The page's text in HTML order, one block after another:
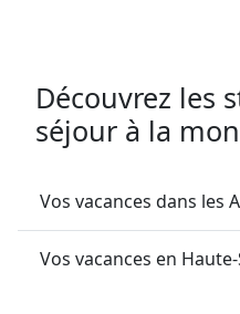
Découvrez les
séjour à la
Vos vacances dans les
Vos vacances en